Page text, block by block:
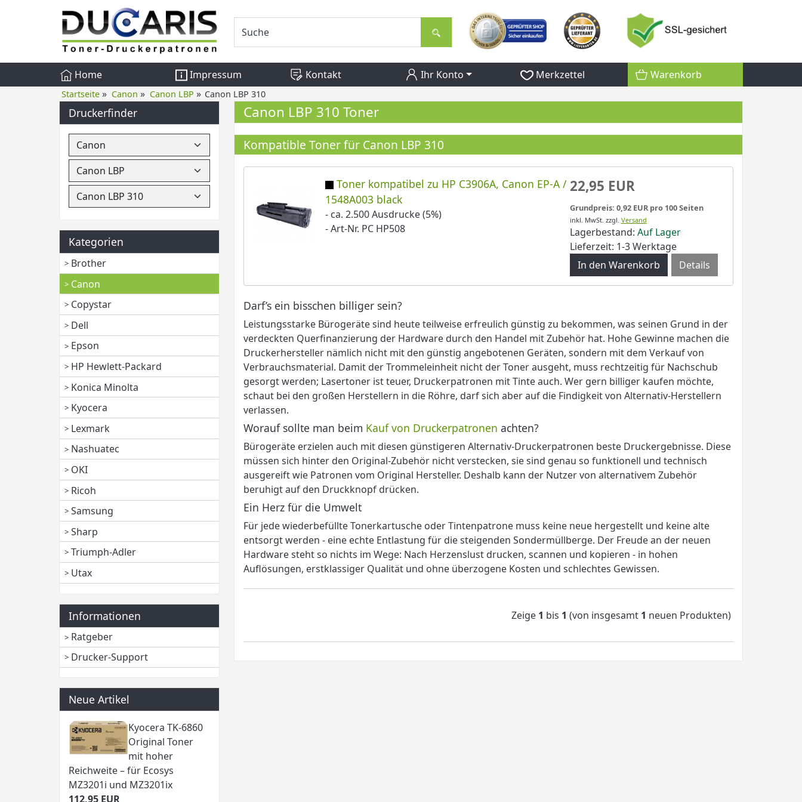
Home Impressum Kontakt Ihr Konto Merkzettel Warenkorb
Startseite » Canon » Canon LBP » Canon LBP 310
Druckerfinder
Kategorien
Brother
Canon
Copystar
Dell
Epson
HP Hewlett-Packard
Konica Minolta
Kyocera
Lexmark
Nashuatec
OKI
Ricoh
Samsung
Sharp
Triumph-Adler
Utax
Informationen
Ratgeber
Drucker-Support
Neue Artikel
Kyocera TK-6860
Original Toner
mit hoher
Reichweite – für Ecosys
MZ3201i und MZ3201ix
112,95 EUR
Canon LBP 310 Toner
Kompatible Toner für Canon LBP 310
Toner kompatibel zu HP C3906A, Canon EP-A /
1548A003 black
- ca. 2.500 Ausdrucke (5%)
- Art-Nr. PC HP508
22,95 EUR
Grundpreis: 0,92 EUR pro 100 Seiten
inkl. MwSt. zzgl. Versand
Lagerbestand: Auf Lager
Lieferzeit: 1-3 Werktage
Details
Darf’s ein bisschen billiger sein?
Leistungsstarke Bürogeräte sind heute teilweise erfreulich günstig zu bekommen, was seinen Grund in der
verdeckten Querfinanzierung der Hardware durch den Handel mit Zubehör hat. Hohe Gewinne machen die
Druckerhersteller nämlich nicht mit den günstig angebotenen Geräten, sondern mit dem Verkauf von
Verbrauchsmaterial. Damit der Trommeleinheit nicht der Toner ausgeht, muss rechtzeitig für Nachschub
gesorgt werden; Lasertoner ist teuer, Druckerpatronen mit Tinte auch. Wer gern billiger kaufen möchte,
schaut bei den großen Herstellern in die Röhre, darf sich aber auf die Findigkeit von Alternativ-Herstellern
verlassen.
Worauf sollte man beim Kauf von Druckerpatronen achten?
Bürogeräte erzielen auch mit diesen günstigeren Alternativ-Druckerpatronen beste Druckergebnisse. Diese
müssen sich hinter den Original-Zubehör nicht verstecken, sie sind genau so funktionell und technisch
ausgereift wie Patronen vom Original Hersteller. Deshalb kann der Nutzer von alternativem Zubehör
beruhigt auf den Druckknopf drücken.
Ein Herz für die Umwelt
Für jede wiederbefüllte Tonerkartusche oder Tintenpatrone muss keine neue hergestellt und keine alte
entsorgt werden - eine echte Entlastung für die steigenden Sondermüllberge. Der Freude an der neuen
Hardware steht so nichts im Wege: Nach Herzenslust drucken, scannen und kopieren - in hohen
Auflösungen, erstklassiger Qualität und ohne überzogene Kosten und schlechtes Gewissen.
Zeige 1 bis 1 (von insgesamt 1 neuen Produkten)